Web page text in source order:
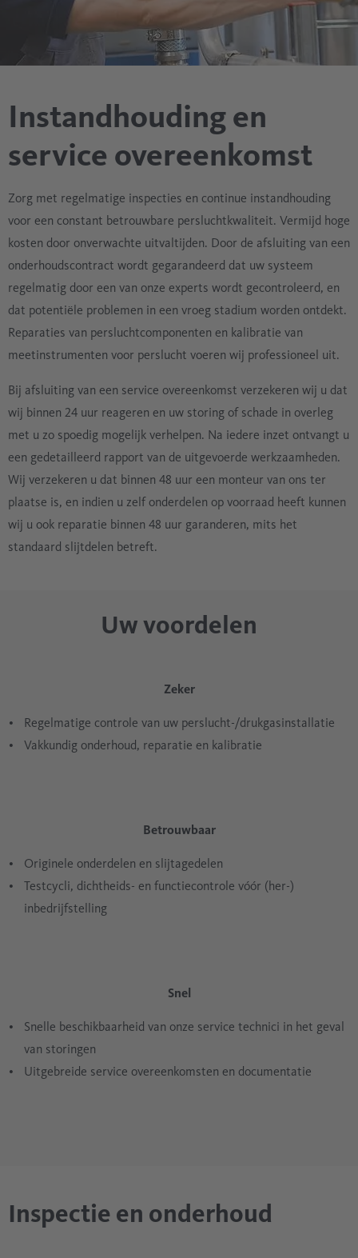
Instandhouding en
service overeenkomst
Zorg met regelmatige inspecties en continue instandhouding
voor een constant betrouwbare persluchtkwaliteit. Vermijd hoge
kosten door onverwachte uitvaltijden. Door de afsluiting van een
onderhoudscontract wordt gegarandeerd dat uw systeem
regelmatig door een van onze experts wordt gecontroleerd, en
dat potentiële problemen in een vroeg stadium worden ontdekt.
Reparaties van persluchtcomponenten en kalibratie van
meetinstrumenten voor perslucht voeren wij professioneel uit.
Bij afsluiting van een service overeenkomst verzekeren wij u dat
wij binnen 24 uur reageren en uw storing of schade in overleg
met u zo spoedig mogelijk verhelpen. Na iedere inzet ontvangt u
een gedetailleerd rapport van de uitgevoerde werkzaamheden.
Wij verzekeren u dat binnen 48 uur een monteur van ons ter
plaatse is, en indien u zelf onderdelen op voorraad heeft kunnen
wij u ook reparatie binnen 48 uur garanderen, mits het
standaard slijtdelen betreft.
Uw voordelen
Zeker
Regelmatige controle van uw perslucht-/drukgasinstallatie
Vakkundig onderhoud, reparatie en kalibratie
Betrouwbaar
Originele onderdelen en slijtagedelen
Testcycli, dichtheids- en functiecontrole vóór (her-)
inbedrijfstelling
Snel
Snelle beschikbaarheid van onze service technici in het geval
van storingen
Uitgebreide service overeenkomsten en documentatie
Inspectie en onderhoud